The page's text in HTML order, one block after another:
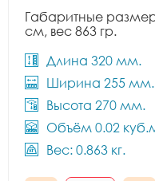
Габаритные
см, вес 863 гр.
Длина 320 мм.
Ширина 255 мм.
Высота 270 мм.
Объём 0.02
Вес: 0.863 кг.